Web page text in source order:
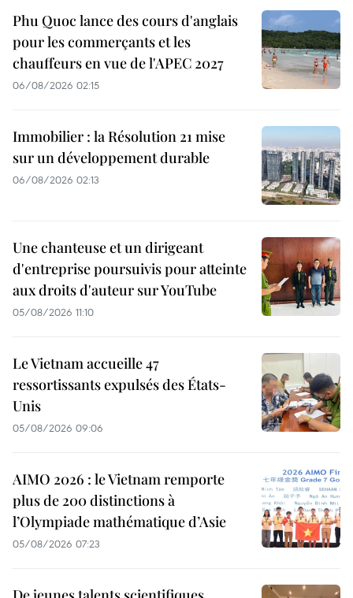
Phu Quoc lance des cours d'anglais
pour les commerçants et les
chauffeurs en vue de l'APEC 2027
06/08/2026 02:15
Immobilier : la Résolution 21 mise
sur un développement durable
06/08/2026 02:13
Une chanteuse et un dirigeant
d'entreprise poursuivis pour atteinte
aux droits d'auteur sur YouTube
05/08/2026 11:10
Le Vietnam accueille 47
ressortissants expulsés des États-
Unis
05/08/2026 09:06
AIMO 2026 : le Vietnam remporte
plus de 200 distinctions à
l’Olympiade mathématique d’Asie
05/08/2026 07:23